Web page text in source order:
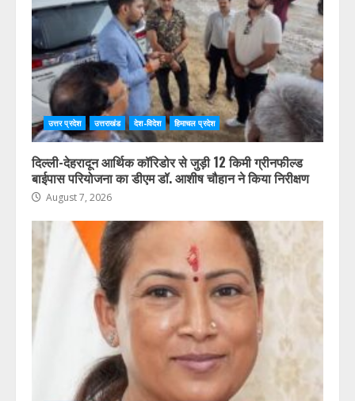
उत्तर प्रदेश उत्तराखंड देश-विदेश हिमाचल प्रदेश
दिल्ली-देहरादून आर्थिक कॉरिडोर से जुड़ी 12 किमी ग्रीनफील्ड
बाईपास परियोजना का डीएम डॉ. आशीष चौहान ने किया निरीक्षण
August 7, 2026